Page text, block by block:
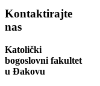
Kontaktirajte
nas
Katolički
bogoslovni fakultet
u Đakovu